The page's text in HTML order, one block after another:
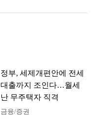
정부, 세제개편안에 전세
대출까지 조인다…월세
난 무주택자 직격
금융/증권